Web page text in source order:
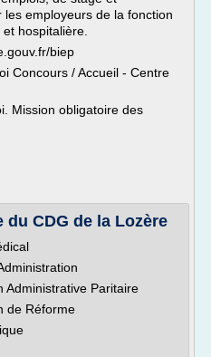
employeurs de la fonction
hospitalière.
biep
Concours / Accueil - Centre
Mission obligatoire des
CDG de la Lozère
Administrative Paritaire
de Réforme